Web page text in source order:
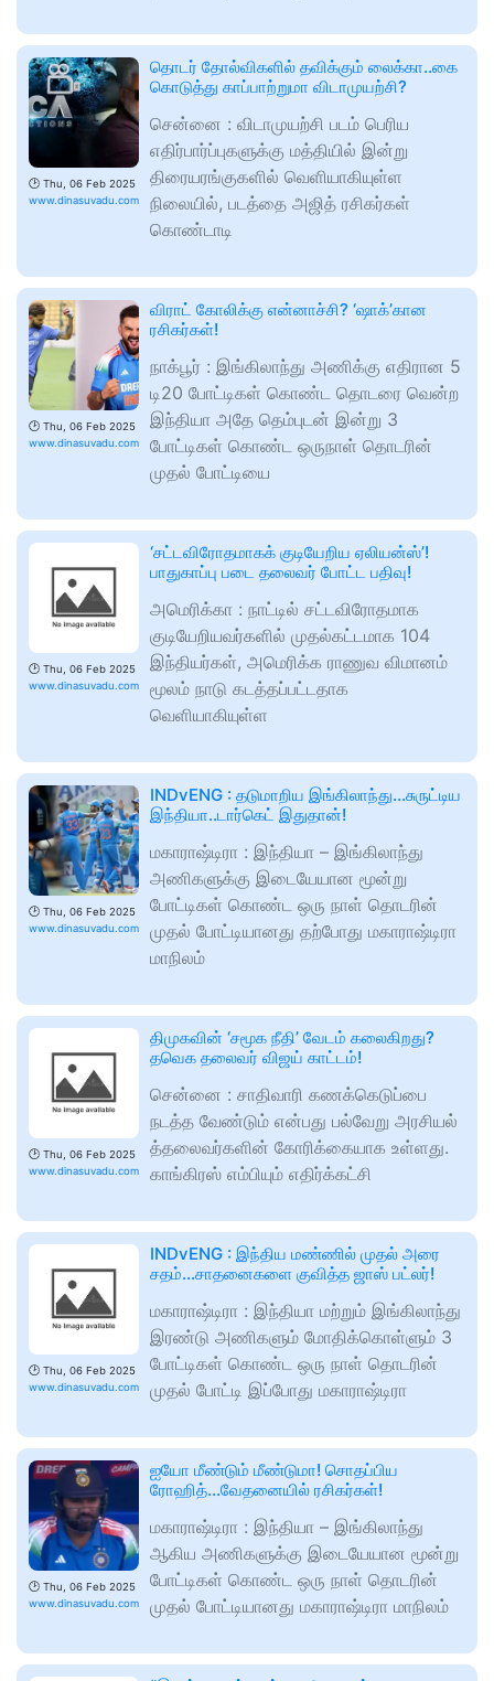
🕑 Thu, 06 Feb 2025
www.dinasuvadu.com
தொடர் தோல்விகளில் தவிக்கும் லைக்கா..கை
கொடுத்து காப்பாற்றுமா விடாமுயற்சி?
சென்னை : விடாமுயற்சி படம் பெரிய
எதிர்பார்ப்புகளுக்கு மத்தியில் இன்று
திரையரங்குகளில் வெளியாகியுள்ள
நிலையில், படத்தை அஜித் ரசிகர்கள்
கொண்டாடி
🕑 Thu, 06 Feb 2025
www.dinasuvadu.com
விராட் கோலிக்கு என்னாச்சி? ‘ஷாக்’கான
ரசிகர்கள்!
நாக்பூர் : இங்கிலாந்து அணிக்கு எதிரான 5
டி20 போட்டிகள் கொண்ட தொடரை வென்ற
இந்தியா அதே தெம்புடன் இன்று 3
போட்டிகள் கொண்ட ஒருநாள் தொடரின்
முதல் போட்டியை
🕑 Thu, 06 Feb 2025
www.dinasuvadu.com
‘சட்டவிரோதமாகக் குடியேறிய ஏலியன்ஸ்’!
பாதுகாப்பு படை தலைவர் போட்ட பதிவு!
அமெரிக்கா : நாட்டில் சட்டவிரோதமாக
குடியேறியவர்களில் முதல்கட்டமாக 104
இந்தியர்கள், அமெரிக்க ராணுவ விமானம்
மூலம் நாடு கடத்தப்பட்டதாக
வெளியாகியுள்ள
🕑 Thu, 06 Feb 2025
www.dinasuvadu.com
INDvENG : தடுமாறிய இங்கிலாந்து…சுருட்டிய
இந்தியா..டார்கெட் இதுதான்!
மகாராஷ்டிரா : இந்தியா – இங்கிலாந்து
அணிகளுக்கு இடையேயான மூன்று
போட்டிகள் கொண்ட ஒரு நாள் தொடரின்
முதல் போட்டியானது தற்போது மகாராஷ்டிரா
மாநிலம்
🕑 Thu, 06 Feb 2025
www.dinasuvadu.com
திமுகவின் ‘சமூக நீதி’ வேடம் கலைகிறது?
தவெக தலைவர் விஜய் காட்டம்!
சென்னை : சாதிவாரி கணக்கெடுப்பை
நடத்த வேண்டும் என்பது பல்வேறு அரசியல்
த்தலைவர்களின் கோரிக்கையாக உள்ளது.
காங்கிரஸ் எம்பியும் எதிர்க்கட்சி
🕑 Thu, 06 Feb 2025
www.dinasuvadu.com
INDvENG : இந்திய மண்ணில் முதல் அரை
சதம்…சாதனைகளை குவித்த ஜாஸ் பட்லர்!
மகாராஷ்டிரா : இந்தியா மற்றும் இங்கிலாந்து
இரண்டு அணிகளும் மோதிக்கொள்ளும் 3
போட்டிகள் கொண்ட ஒரு நாள் தொடரின்
முதல் போட்டி இப்போது மகாராஷ்டிரா
🕑 Thu, 06 Feb 2025
www.dinasuvadu.com
ஐயோ மீண்டும் மீண்டுமா! சொதப்பிய
ரோஹித்…வேதனையில் ரசிகர்கள்!
மகாராஷ்டிரா : இந்தியா – இங்கிலாந்து
ஆகிய அணிகளுக்கு இடையேயான மூன்று
போட்டிகள் கொண்ட ஒரு நாள் தொடரின்
முதல் போட்டியானது மகாராஷ்டிரா மாநிலம்